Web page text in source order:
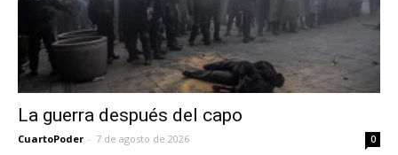
La guerra después del capo
CuartoPoder - 7 de agosto de 2026 0